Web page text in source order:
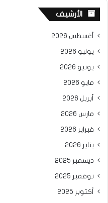
الأرشيف
أغسطس 2026
يوليو 2026
يونيو 2026
مايو 2026
أبريل 2026
مارس 2026
فبراير 2026
يناير 2026
ديسمبر 2025
نوفمبر 2025
أكتوبر 2025